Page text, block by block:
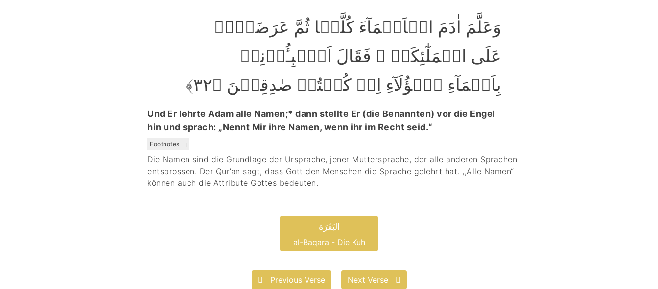
وَعَلَّمَ اٰدَمَ الۡاَسۡمَآءَ کُلَّہَا ثُمَّ عَرَضَہُمۡ
عَلَی الۡمَلٰٓئِکَۃِ ۙ فَقَالَ اَنۡۢبِـُٔوۡنِیۡ
بِاَسۡمَآءِ ہٰۤؤُلَآءِ اِنۡ کُنۡتُمۡ صٰدِقِیۡنَ ﴿۳۲﴾
Und Er lehrte Adam alle Namen;* dann stellte Er (die Benannten) vor die Engel
hin und sprach: „Nennt Mir ihre Namen, wenn ihr im Recht seid.“
Footnotes
Die Namen sind die Grundlage der Ursprache, jener Muttersprache, der alle anderen Sprachen
entsprossen. Der Qur’an sagt, dass Gott den Menschen die Sprache gelehrt hat. ,,Alle Namen“
können auch die Attribute Gottes bedeuten.
البَقَرَة
al-Baqara - Die Kuh
Previous Verse Next Verse